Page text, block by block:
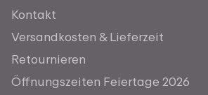
Kontakt
Versandkosten & Lieferzeit
Retournieren
Öffnungszeiten Feiertage 2026